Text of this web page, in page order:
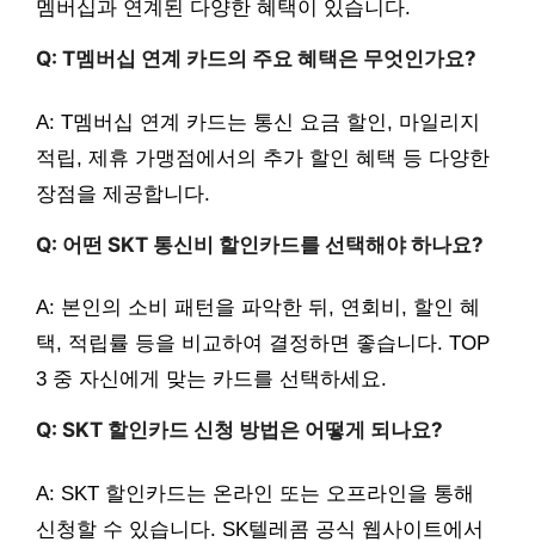
멤버십과 연계된 다양한 혜택이 있습니다.
Q: T멤버십 연계 카드의 주요 혜택은 무엇인가요?
A: T멤버십 연계 카드는 통신 요금 할인, 마일리지
적립, 제휴 가맹점에서의 추가 할인 혜택 등 다양한
장점을 제공합니다.
Q: 어떤 SKT 통신비 할인카드를 선택해야 하나요?
A: 본인의 소비 패턴을 파악한 뒤, 연회비, 할인 혜
택, 적립률 등을 비교하여 결정하면 좋습니다. TOP
3 중 자신에게 맞는 카드를 선택하세요.
Q: SKT 할인카드 신청 방법은 어떻게 되나요?
A: SKT 할인카드는 온라인 또는 오프라인을 통해
신청할 수 있습니다. SK텔레콤 공식 웹사이트에서